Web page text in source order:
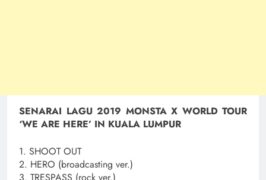
SENARAI LAGU 2019 MONSTA X WORLD TOUR
‘WE ARE HERE’ IN KUALA LUMPUR
1. SHOOT OUT
2. HERO (broadcasting ver.)
3. TRESPASS (rock ver.)